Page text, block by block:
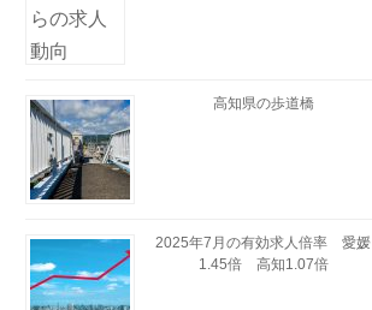
高知県の歩道橋
2025年7月の有効求人倍率 愛媛
1.45倍 高知1.07倍